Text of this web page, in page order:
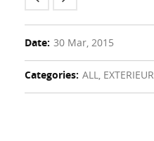
Date: 30 Mar, 2015
Categories: ALL, EXTERIEUR